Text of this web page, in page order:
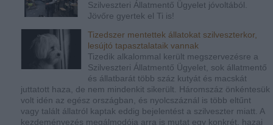
Szilveszteri Állatmentő Ügyelet jóvoltából.
Jövőre gyertek el Ti is!
Tizedszer mentettek állatokat szilveszterkor,
lesújtó tapasztalataik vannak
Tizedik alkalommal került megszervezésre a
Szilveszteri Állatmentő Ügyelet, sok állatmentő
és állatbarát több száz kutyát és macskát
juttatott haza, de nem mindenkit sikerült. Háromszáz önkéntesük
volt idén az egész országban, és nyolcszáznál is több eltűnt
vagy talált állatról kaptak eddig bejelentést a szilveszter miatt. A
kezdeményezés megálmodója arra is mutat egy konkrét, hazai